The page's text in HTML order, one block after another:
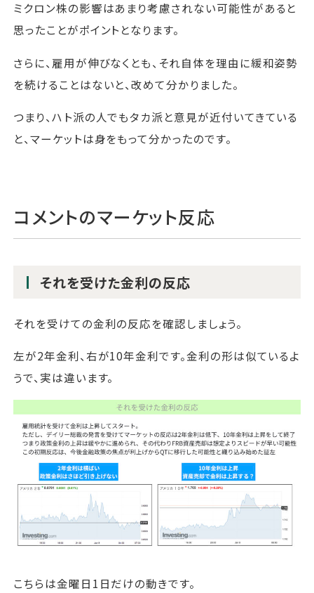
ミクロン株の影響はあまり考慮されない可能性があると
思ったことがポイントとなります。
さらに、雇用が伸びなくとも、それ自体を理由に緩和姿勢
を続けることはないと、改めて分かりました。
つまり、ハト派の人でもタカ派と意見が近付いてきている
と、マーケットは身をもって分かったのです。
コメントのマーケット反応
それを受けた金利の反応
それを受けての金利の反応を確認しましょう。
左が2年金利、右が10年金利です。金利の形は似ているよ
うで、実は違います。
こちらは金曜日1日だけの動きです。